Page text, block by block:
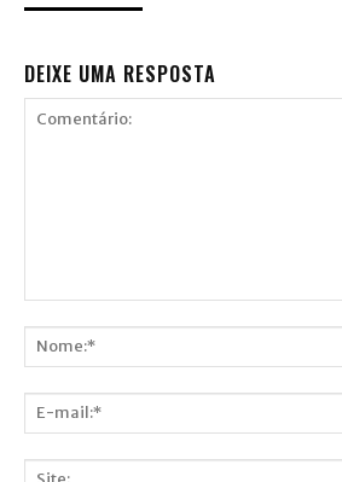
DEIXE UMA RESPOSTA
mail:*